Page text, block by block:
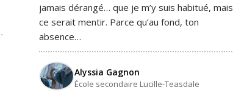
jamais dérangé… que je m’y suis habitué, mais
ce serait mentir. Parce qu’au fond, ton
absence…
Alyssia Gagnon
École secondaire Lucille-Teasdale